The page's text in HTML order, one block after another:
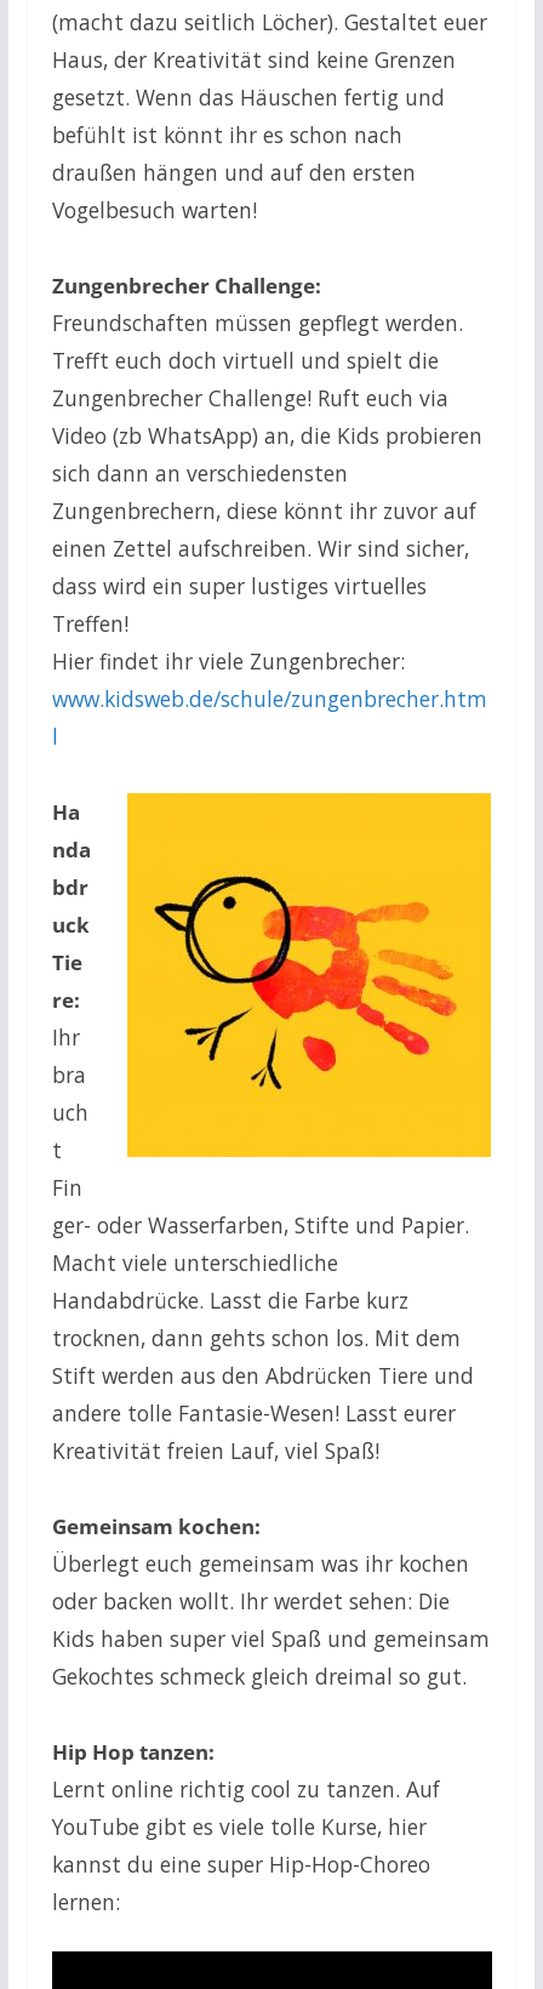
(macht dazu seitlich Löcher). Gestaltet euer
Haus, der Kreativität sind keine Grenzen
gesetzt. Wenn das Häuschen fertig und
befühlt ist könnt ihr es schon nach
draußen hängen und auf den ersten
Vogelbesuch warten!
Zungenbrecher Challenge:
Freundschaften müssen gepflegt werden.
Trefft euch doch virtuell und spielt die
Zungenbrecher Challenge! Ruft euch via
Video (zb WhatsApp) an, die Kids probieren
sich dann an verschiedensten
Zungenbrechern, diese könnt ihr zuvor auf
einen Zettel aufschreiben. Wir sind sicher,
dass wird ein super lustiges virtuelles
Treffen!
Hier findet ihr viele Zungenbrecher:
www.kidsweb.de/schule/zungenbrecher.htm
l
Ha
nda
bdr
uck
Tie
re:
Ihr
bra
uch
t
Fin
ger- oder Wasserfarben, Stifte und Papier.
Macht viele unterschiedliche
Handabdrücke. Lasst die Farbe kurz
trocknen, dann gehts schon los. Mit dem
Stift werden aus den Abdrücken Tiere und
andere tolle Fantasie-Wesen! Lasst eurer
Kreativität freien Lauf, viel Spaß!
Gemeinsam kochen:
Überlegt euch gemeinsam was ihr kochen
oder backen wollt. Ihr werdet sehen: Die
Kids haben super viel Spaß und gemeinsam
Gekochtes schmeck gleich dreimal so gut.
Hip Hop tanzen:
Lernt online richtig cool zu tanzen. Auf
YouTube gibt es viele tolle Kurse, hier
kannst du eine super Hip-Hop-Choreo
lernen: